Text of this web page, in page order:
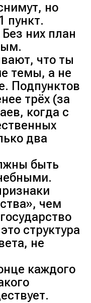
но
пункт.
них план
что ты
темы, а не
Подпунктов
трёх (за
когда с
два
быть
чем
структура
не
каждого